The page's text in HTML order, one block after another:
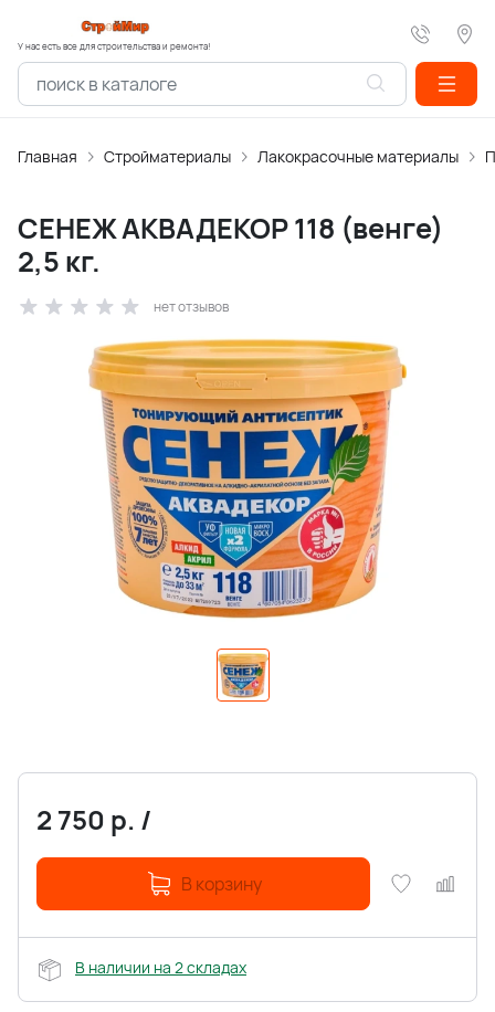
У нас есть все для строительства и ремонта!
Главная Стройматериалы Лакокрасочные материалы
СЕНЕЖ АКВАДЕКОР 118 (венге)
2,5 кг.
нет отзывов
2 750 р. /
В корзину
В наличии на 2 складах